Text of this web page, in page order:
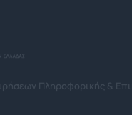
Πληροφορικής &